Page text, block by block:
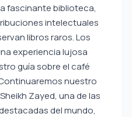
fascinante biblioteca,
intelectuales
libros raros. Los
experiencia lujosa
guía sobre el café
nuestro
Zayed, una de las
del mundo,